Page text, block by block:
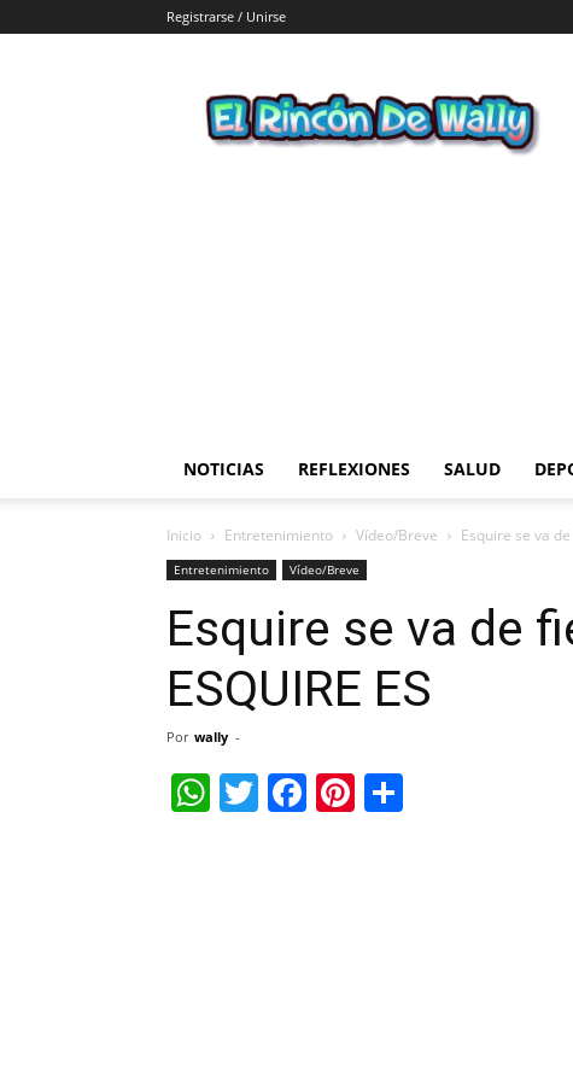
Registrarse / Unirse
Rincon
de
NOTICIAS REFLEXIONES SALUD
Inicio Entretenimiento Vídeo/Breve Esquire se va
Entretenimiento Vídeo/Breve
Esquire se va de
ESQUIRE ES
Por wally -
WhatsApp
Twitter
Facebook
Pinterest